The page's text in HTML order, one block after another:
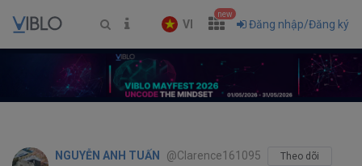
VI
new
Đăng nhập/Đăng ký
NGUYỄN ANH TUẤN @Clarence161095 Theo dõi